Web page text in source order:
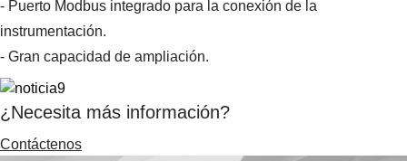
- Puerto Modbus integrado para la conexión de la
instrumentación.
- Gran capacidad de ampliación.
¿Necesita más información?
Contáctenos